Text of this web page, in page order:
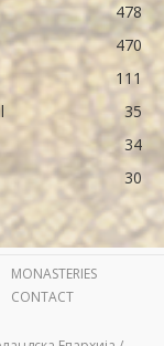
478
470
111
35
34
30
MONASTERIES
CONTACT